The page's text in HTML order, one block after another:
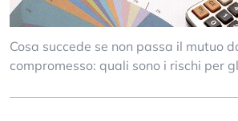
Cosa succede se non passa il mutuo
compromesso: quali sono i rischi per